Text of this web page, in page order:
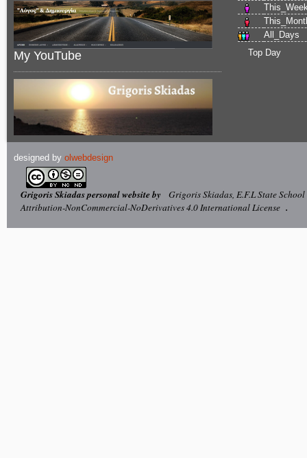
My YouTube
All_Days
Top Day
designed by olwebdesign
Grigoris Skiadas personal website by
Grigoris Skiadas, E.F.L State
Attribution-NonCommercial-NoDerivatives 4.0 International License .